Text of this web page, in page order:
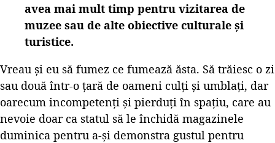
avea mai mult timp pentru vizitarea de
muzee sau de alte obiective culturale şi
turistice.
Vreau și eu să fumez ce fumează ăsta. Să trăiesc o zi
sau două într-o țară de oameni culți și umblați, dar
oarecum incompetenți și pierduți în spațiu, care au
nevoie doar ca statul să le închidă magazinele
duminica pentru a-și demonstra gustul pentru